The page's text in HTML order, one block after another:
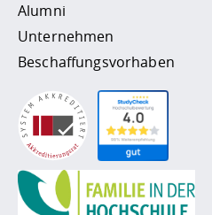
Alumni
Unternehmen
Beschaffungsvorhaben